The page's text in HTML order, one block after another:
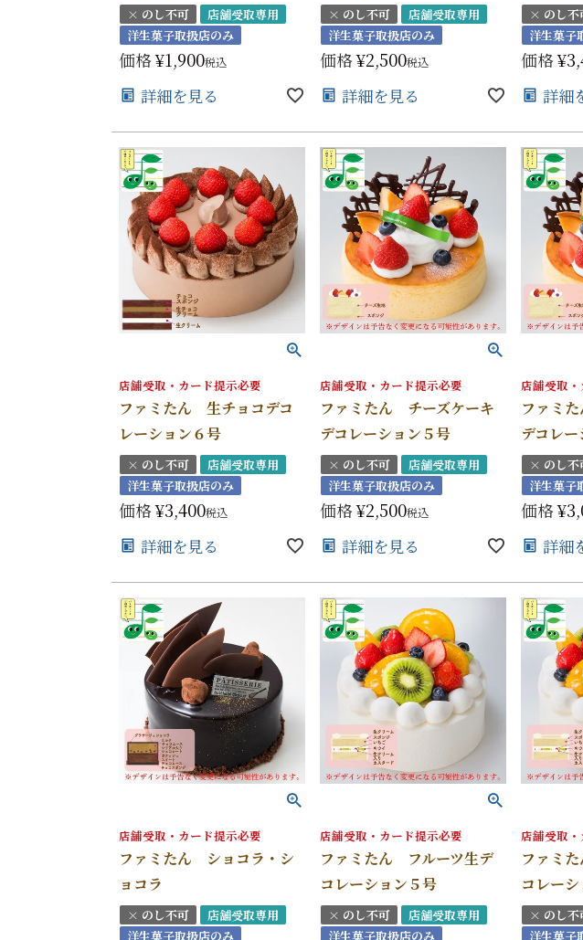
× のし不可
店舗受取専用
洋生菓子取扱店のみ
価格¥1,900税込
詳細を見る
× のし不可
店舗受取専用
洋生菓子取扱店のみ
価格¥2,500税込
詳細を見る
× のし不
洋生菓子
価格¥
詳細
店舗受取・カード提示必要
ファミたん 生チョコデコ
レーション６号
× のし不可
店舗受取専用
洋生菓子取扱店のみ
価格¥3,400税込
詳細を見る
店舗受取・カード提示必要
ファミたん チーズケーキ
デコレーション５号
× のし不可
店舗受取専用
洋生菓子取扱店のみ
価格¥2,500税込
詳細を見る
店舗受取
ファミ
デコレ
× のし不
洋生菓子
価格¥
詳細
店舗受取・カード提示必要
ファミたん ショコラ・シ
ョコラ
× のし不可
店舗受取専用
洋生菓子取扱店のみ
店舗受取・カード提示必要
ファミたん フルーツ生デ
コレーション５号
× のし不可
店舗受取専用
洋生菓子取扱店のみ
店舗受取
ファミ
コレー
× のし不
洋生菓子